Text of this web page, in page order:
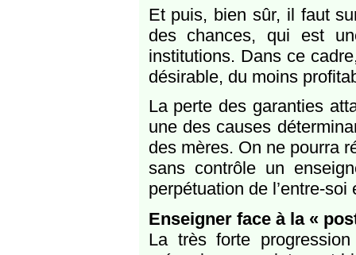
Et puis, bien sûr, il faut
des chances, qui est
institutions. Dans ce
désirable, du moins
La perte des garanties
une des causes
des mères. On ne pourra
sans contrôle un
perpétuation de l’entre-
Enseigner face à la «
La très forte